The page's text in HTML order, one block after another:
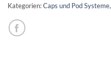
Kategorien:Caps und Pod Systeme,